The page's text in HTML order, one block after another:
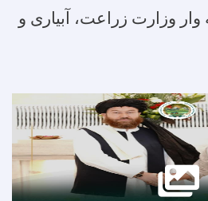
زراعت، آبیاری و